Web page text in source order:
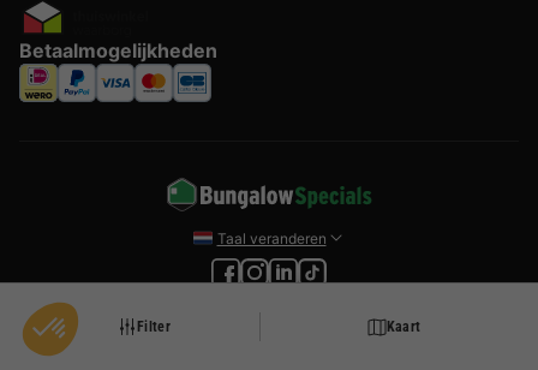
Filter Kaart
Betaalmogelijkheden
Taal veranderen
een ruim aanbod aan vakantieverblijven. Alle prijzen zijn actuele vanaf prijzen en
worden per accommodatie o.b.v. plaats- en beschikbaarheid weergegeven. Deze
prijzen zijn inclusief btw en exclusief reserveringskosten, verplichte toeslagen per